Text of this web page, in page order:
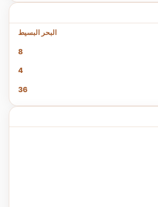
البحر البسيط
8
4
36